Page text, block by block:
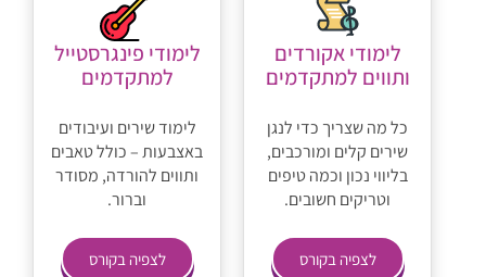
לימודי אקורדים
ותווים למתקדמים
כל מה שצריך כדי לנגן
שירים קלים ומורכבים,
בליווי נכון וכמה טיפים
וטריקים חשובים.
לצפיה בקורס
לימודי פינגרסטייל
למתקדמים
לימוד שירים ועיבודים
באצבעות – כולל טאבים
ותווים להורדה, מסודר
וברור.
לצפיה בקורס